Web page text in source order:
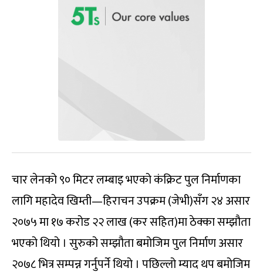
चार लेनको ९० मिटर लम्बाइ भएको कंक्रिट पुल निर्माणका
लागि महादेव खिम्ती—हिराचन उपक्रम (जेभी)सँग २४ असार
२०७५ मा १७ करोड २२ लाख (कर सहित)मा ठेक्का सम्झौता
भएको थियो । सुरुको सम्झौता बमोजिम पुल निर्माण असार
२०७८ भित्र सम्पन्न गर्नुपर्ने थियो । पछिल्लो म्याद थप बमोजिम